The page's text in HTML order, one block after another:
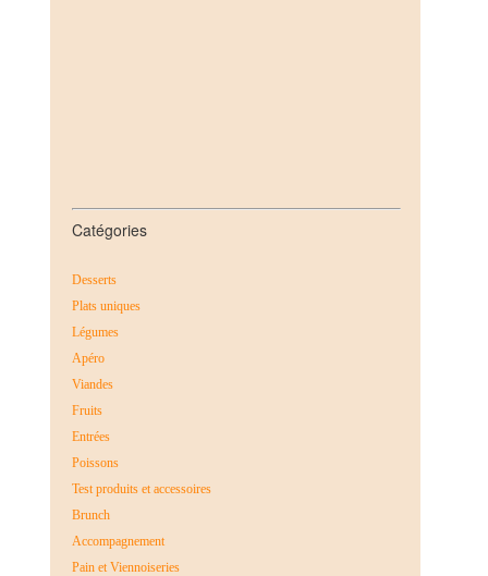
Catégories
Desserts
Plats uniques
Légumes
Apéro
Viandes
Fruits
Entrées
Poissons
Test produits et accessoires
Brunch
Accompagnement
Pain et Viennoiseries